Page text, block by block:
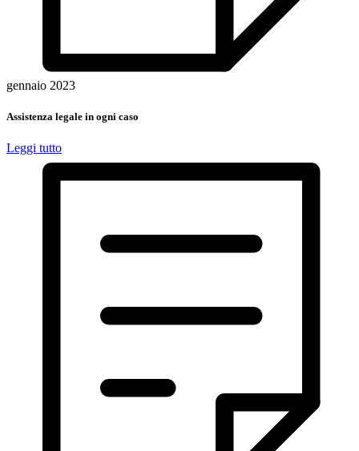
gennaio 2023
Assistenza legale in ogni caso
Leggi tutto